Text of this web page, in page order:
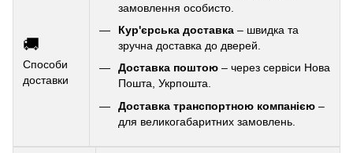
🚚
Способи
доставки
замовлення особисто.
Кур'єрська доставка – швидка та
зручна доставка до дверей.
Доставка поштою – через сервіси Нова
Пошта, Укрпошта.
Доставка транспортною компанією –
для великогабаритних замовлень.